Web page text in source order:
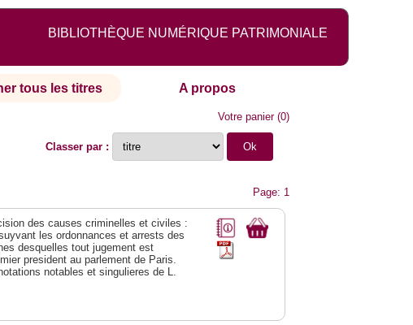
BIBLIOTHÈQUE NUMÉRIQUE PATRIMONIALE
tous les titres A propos
Votre panier(0)
Classer par :
Page: 1
des causes criminelles et civiles :
les ordonnances et arrests des
desquelles tout jugement est
president au parlement de Paris.
notables et singulieres de L.